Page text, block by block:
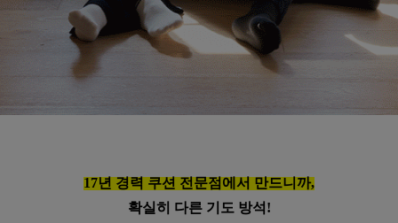
17년 경력 쿠션 전문점에서 만드니까,
확실히 다른 기도 방석!